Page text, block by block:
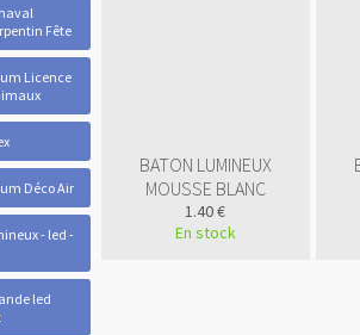
Fête
Licence
Déco Air
- led -
led
BATON LUMINEUX
MOUSSE BLANC
1.40 €
En stock